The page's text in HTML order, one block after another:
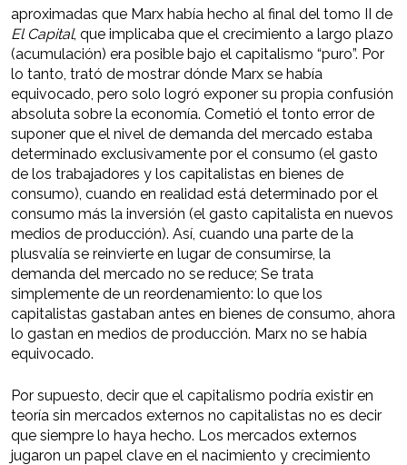
aproximadas que Marx había hecho al final del tomo II de
El Capital, que implicaba que el crecimiento a largo plazo
(acumulación) era posible bajo el capitalismo “puro”. Por
lo tanto, trató de mostrar dónde Marx se había
equivocado, pero solo logró exponer su propia confusión
absoluta sobre la economía. Cometió el tonto error de
suponer que el nivel de demanda del mercado estaba
determinado exclusivamente por el consumo (el gasto
de los trabajadores y los capitalistas en bienes de
consumo), cuando en realidad está determinado por el
consumo más la inversión (el gasto capitalista en nuevos
medios de producción). Así, cuando una parte de la
plusvalía se reinvierte en lugar de consumirse, la
demanda del mercado no se reduce; Se trata
simplemente de un reordenamiento: lo que los
capitalistas gastaban antes en bienes de consumo, ahora
lo gastan en medios de producción. Marx no se había
equivocado.
Por supuesto, decir que el capitalismo podría existir en
teoría sin mercados externos no capitalistas no es decir
que siempre lo haya hecho. Los mercados externos
jugaron un papel clave en el nacimiento y crecimiento